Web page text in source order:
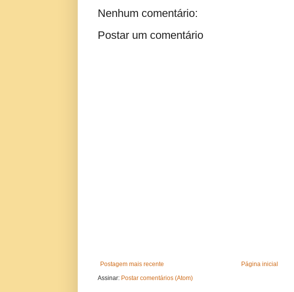
Nenhum comentário:
Postar um comentário
Postagem mais recente
Página inicial
Assinar: Postar comentários (Atom)